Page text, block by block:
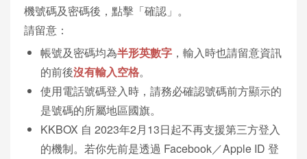
機號碼及密碼後，點擊「確認」。
請留意：
帳號及密碼均為半形英數字 ，輸入時也請留意資訊
的前後沒有輸入空格。
使用電話號碼登入時，請務必確認號碼前方顯示的
是號碼的所屬地區國旗。
KKBOX 自 2023年2月13日起不再支援第三方登入
的機制。若你先前是透過 Facebook／Apple ID 登